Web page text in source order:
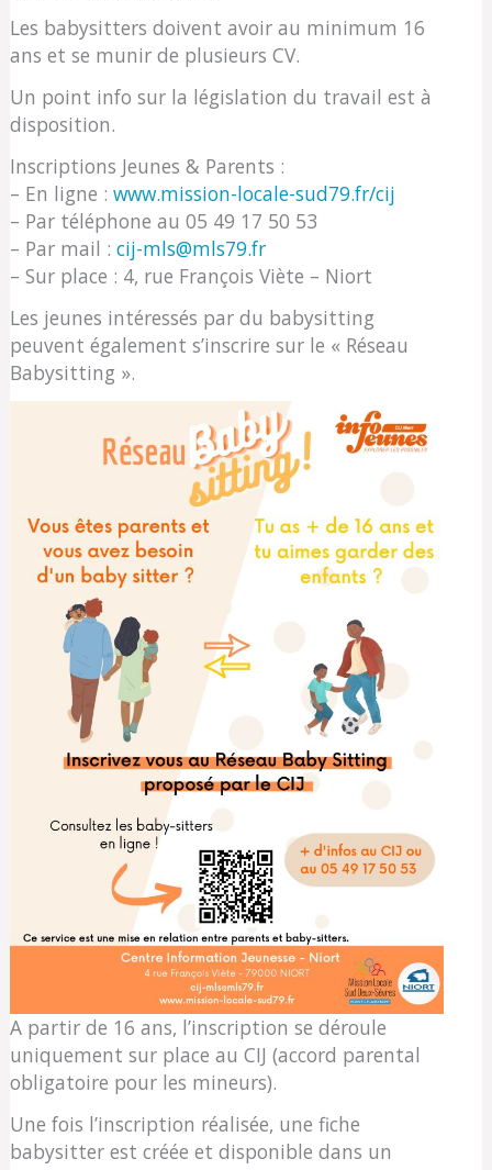
Les babysitters doivent avoir au minimum 16
ans et se munir de plusieurs CV.
Un point info sur la législation du travail est à
disposition.
Inscriptions Jeunes & Parents :
– En ligne :www.mission-locale-sud79.fr/cij
– Par téléphone au 05 49 17 50 53
– Par mail :cij-mls@mls79.fr
– Sur place : 4, rue François Viète – Niort
Les jeunes intéressés par du babysitting
peuvent également s’inscrire sur le « Réseau
Babysitting ».
A partir de 16 ans, l’inscription se déroule
uniquement sur place au CIJ (accord parental
obligatoire pour les mineurs).
Une fois l’inscription réalisée, une fiche
babysitter est créée et disponible dans un